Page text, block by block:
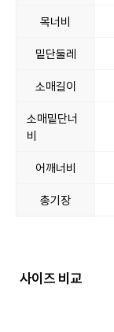
목너비
밑단둘레
소매길이
소매밑단너
비
어깨너비
총기장
사이즈 비교